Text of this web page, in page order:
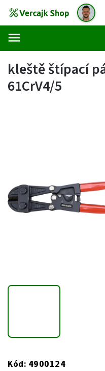
kleště štípací
61CrV4/5
Kód: 4900124